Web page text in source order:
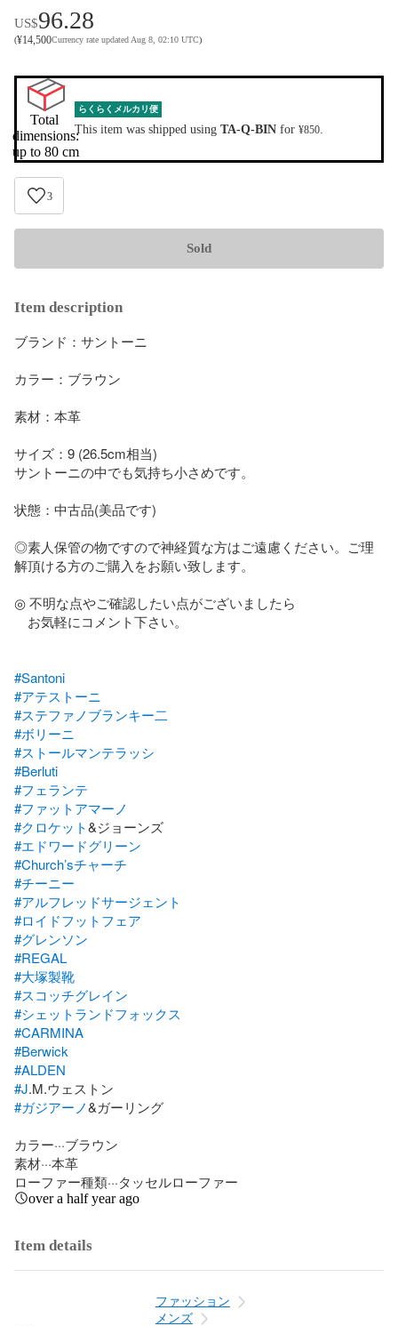
US$96.28
(¥14,500Currency rate updated Aug 8, 02:10 UTC)
Total
dimensions:
up to 80 cm
らくらくメルカリ便
This item was shipped using TA-Q-BIN for ¥850.
3
Sold
Item description
ブランド：サントーニ
カラー：ブラウン
素材：本革
サイズ：9 (26.5cm相当)
サントーニの中でも気持ち小さめです。
状態：中古品(美品です)
◎素人保管の物ですので神経質な方はご遠慮ください。ご理
解頂ける方のご購入をお願い致します。
◎ 不明な点やご確認したい点がございましたら
お気軽にコメント下さい。
#Santoni
#アテストーニ
#ステファノブランキー二
#ボリーニ
#ストールマンテラッシ
#Berluti
#フェランテ
#ファットアマーノ
#クロケット
#エドワードグリーン
#Church’sチャーチ
#チーニー
#アルフレッドサージェント
#ロイドフットフェア
#グレンソン
#REGAL
#大塚製靴
#スコッチグレイン
#シェットランドフォックス
#CARMINA
#Berwick
#ALDEN
#J
#ガジアーノ&ガーリング
カラー···ブラウン
素材···本革
ローファー種類···タッセルローファー
over a half year ago
Item details
ファッション
メンズ